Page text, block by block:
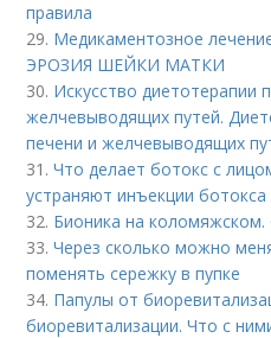
правила
29. Медикаментозное
ЭРОЗИЯ ШЕЙКИ МАТКИ
30. Искусство диетотерапии
желчевыводящих путей.
печени и желчевыводящих
31.Что делает ботокс с
устраняют инъекции
32. Бионика на
33.Через сколько можно
поменять сережку в пупке
34. Папулы от
биоревитализации. Что с